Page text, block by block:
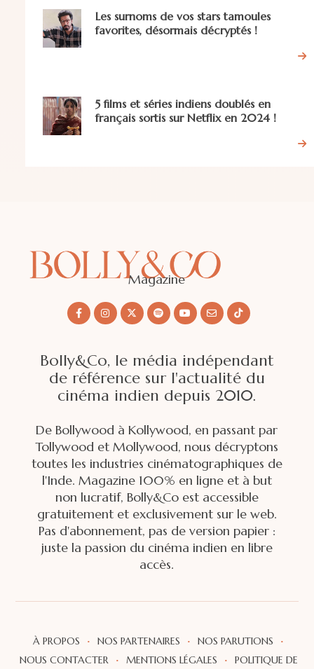
Les surnoms de vos stars tamoules
favorites, désormais décryptés !
5 films et séries indiens doublés en
français sortis sur Netflix en 2024 !
Magazine
Bolly&Co, le média indépendant
de référence sur l'actualité du
cinéma indien depuis 2010.
De Bollywood à Kollywood, en passant par
Tollywood et Mollywood, nous décryptons
toutes les industries cinématographiques de
l'Inde. Magazine 100% en ligne et à but
non lucratif, Bolly&Co est accessible
gratuitement et exclusivement sur le web.
Pas d'abonnement, pas de version papier :
juste la passion du cinéma indien en libre
accès.
À PROPOS · NOS PARTENAIRES · NOS PARUTIONS ·
NOUS CONTACTER · MENTIONS LÉGALES ·
POLITIQUE DE